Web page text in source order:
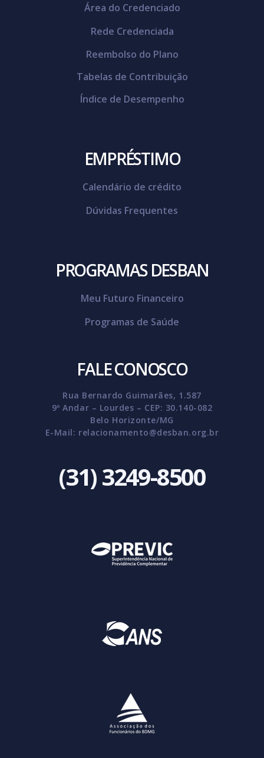
Área do Credenciado
Rede Credenciada
Reembolso do Plano
Tabelas de Contribuição
Índice de Desempenho
EMPRÉSTIMO
Calendário de crédito
Dúvidas Frequentes
PROGRAMAS DESBAN
Meu Futuro Financeiro
Programas de Saúde
FALE CONOSCO
Rua Bernardo Guimarães, 1.587
9º Andar – Lourdes – CEP: 30.140-082
Belo Horizonte/MG
E-Mail: relacionamento@desban.org.br
(31) 3249-8500